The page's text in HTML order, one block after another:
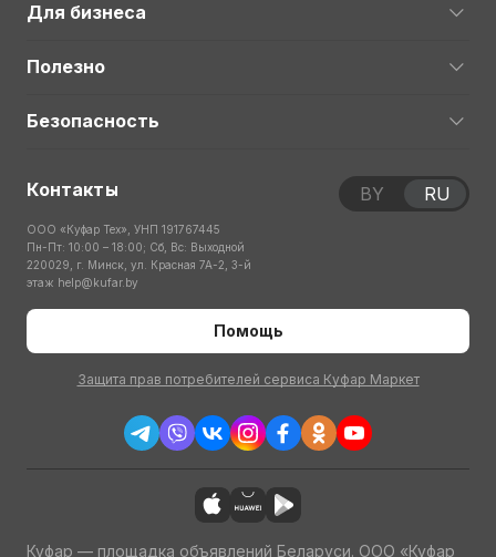
Для бизнеса
Полезно
Безопасность
Контакты
ООО «Куфар Тех», УНП 191767445
Пн-Пт: 10:00 – 18:00; Сб, Вс: Выходной
220029, г. Минск, ул. Красная 7А-2, 3-й
этаж help@kufar.by
Помощь
Защита прав потребителей сервиса Куфар Маркет
BY RU
Куфар — площадка объявлений Беларуси. ООО «Куфар